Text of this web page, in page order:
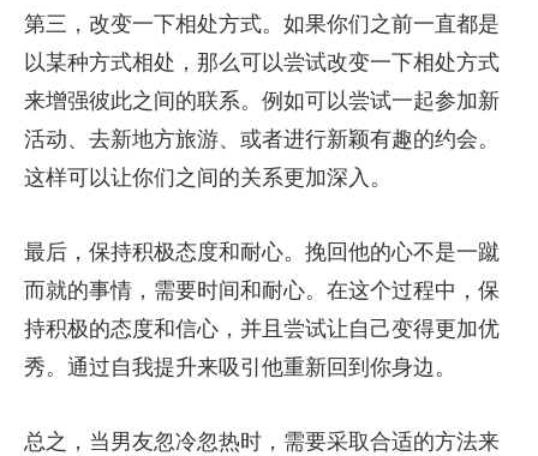
第三，改变一下相处方式。如果你们之前一直都是
以某种方式相处，那么可以尝试改变一下相处方式
来增强彼此之间的联系。例如可以尝试一起参加新
活动、去新地方旅游、或者进行新颖有趣的约会。
这样可以让你们之间的关系更加深入。
最后，保持积极态度和耐心。挽回他的心不是一蹴
而就的事情，需要时间和耐心。在这个过程中，保
持积极的态度和信心，并且尝试让自己变得更加优
秀。通过自我提升来吸引他重新回到你身边。
总之，当男友忽冷忽热时，需要采取合适的方法来